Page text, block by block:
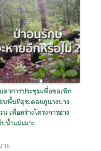
ตาการประชุมเพื่อขอเพิก
นพื้นที่อุช.ดอยภูนางบาง
น เพื่อสร้างโครงการอ่าง
บน้ำแม่เมาะ
ะ